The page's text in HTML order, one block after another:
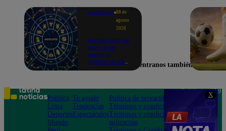
X
Tendencias 08 de
agosto
2026
Horóscopo de
HOY, 8 de
agosto:
¿cómo te iráEncuéntranos también en
Política
Lima
Deportes
Mundo
Te ayudo
Tendencias
Espectáculos
Política de privacidad
Términos y condiciones
Términos y condiciones
aplicación
Teléfono: 219
Av. San
Felipe 968
Jesús María